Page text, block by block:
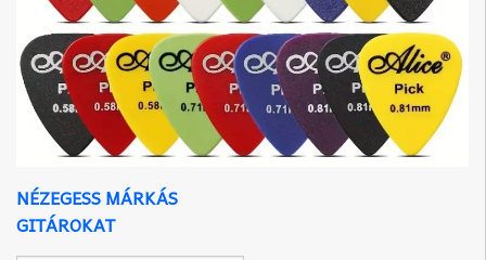
NÉZEGESS MÁRKÁS
GITÁROKAT